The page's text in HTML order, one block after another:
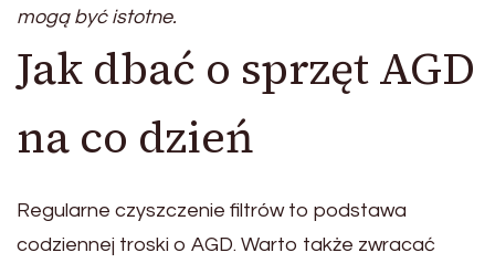
mogą być istotne.
Jak dbać o sprzęt AGD
na co dzień
Regularne czyszczenie filtrów to podstawa
codziennej troski o AGD. Warto także zwracać